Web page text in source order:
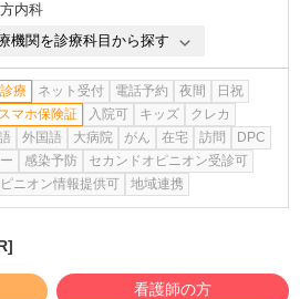
内科
機関を診療科目から探す
療 ネット受付 電話予約 夜間
日祝
スマホ保険証 入院可 キッズ
クレカ
外国語 大病院 がん 在宅 訪問
DPC
感染予防
セカンドオピニオン受診可
ニオン情報提供可
地域連携
看護師の方